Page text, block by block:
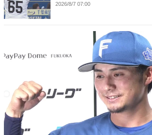
2026/8/7 07:00